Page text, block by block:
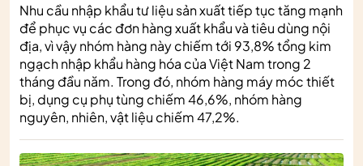
Nhu cầu nhập khẩu tư liệu sản xuất tiếp tục tăng mạnh
để phục vụ các đơn hàng xuất khẩu và tiêu dùng nội
địa, vì vậy nhóm hàng này chiếm tới 93,8% tổng kim
ngạch nhập khẩu hàng hóa của Việt Nam trong 2
tháng đầu năm. Trong đó, nhóm hàng máy móc thiết
bị, dụng cụ phụ tùng chiếm 46,6%, nhóm hàng
nguyên, nhiên, vật liệu chiếm 47,2%.